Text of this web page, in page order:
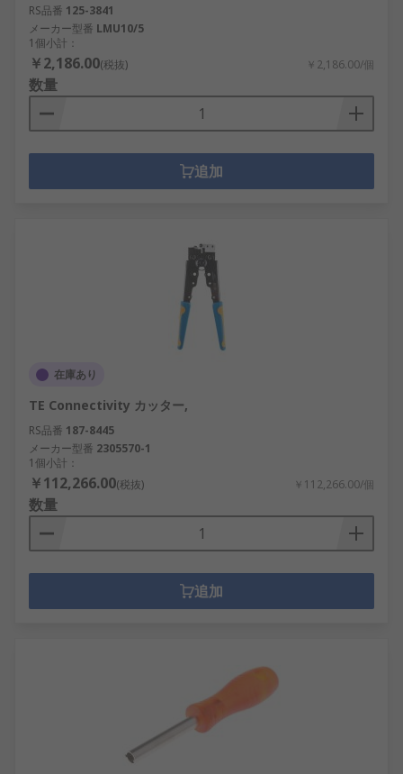
RS品番 125-3841
メーカー型番 LMU10/5
1個小計：
￥2,186.00(税抜) ￥2,186.00/個
数量
追加
在庫あり
TE Connectivity カッター,
RS品番 187-8445
メーカー型番 2305570-1
1個小計：
￥112,266.00(税抜) ￥112,266.00/個
数量
追加